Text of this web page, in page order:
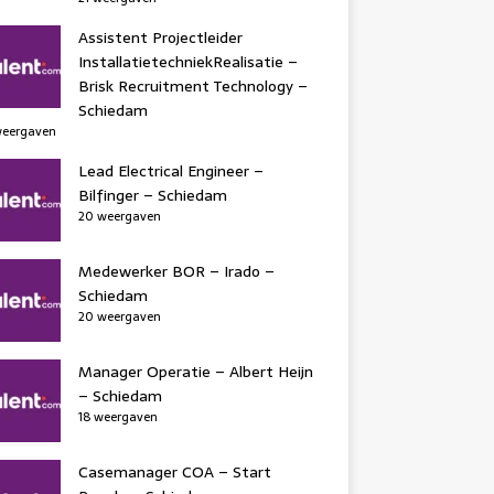
Assistent Projectleider
InstallatietechniekRealisatie –
Brisk Recruitment Technology –
Schiedam
Lead Electrical Engineer –
Bilfinger – Schiedam
20 weergaven
Medewerker BOR – Irado –
Schiedam
20 weergaven
Manager Operatie – Albert Heijn
– Schiedam
18 weergaven
Casemanager COA – Start